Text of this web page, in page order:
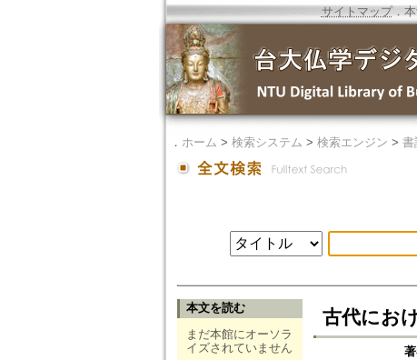
サイトマップ．
． ホーム > 検索システム > 検索エンジン > 書
本文を読む
まだ本館にオーソラ
イズされていません
古代にお